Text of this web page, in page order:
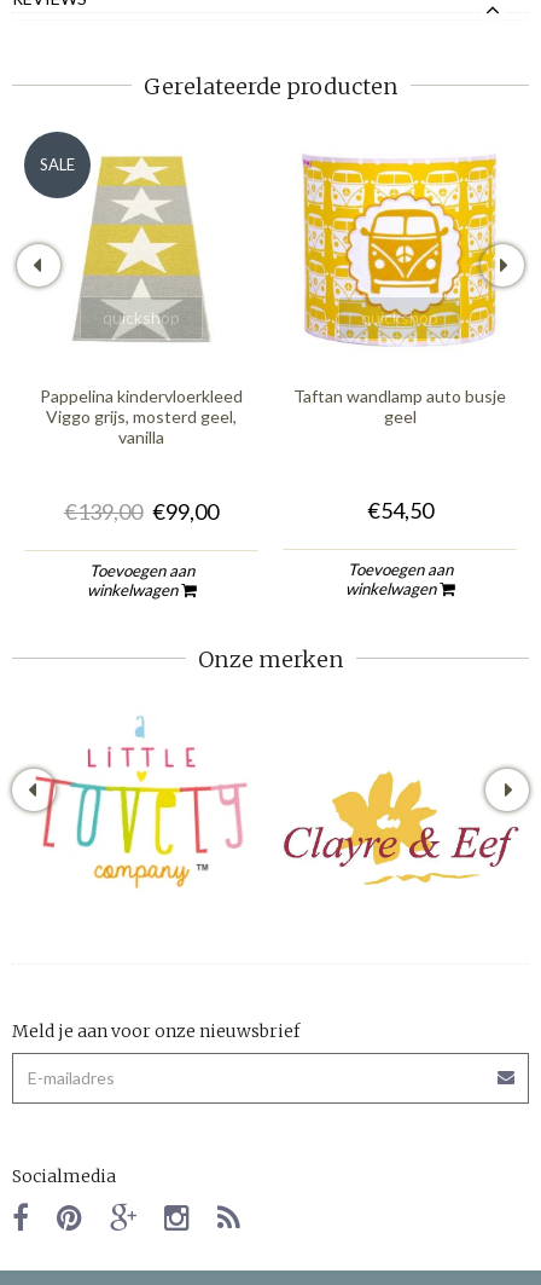
Gerelateerde producten
quickshop
SALE
Pappelina kindervloerkleed
Viggo grijs, mosterd geel,
vanilla
€139,00 €99,00
Toevoegen aan
winkelwagen
quickshop
Taftan wandlamp auto busje
geel
€54,50
Toevoegen aan
winkelwagen
Onze merken
Meld je aan voor onze nieuwsbrief
Socialmedia